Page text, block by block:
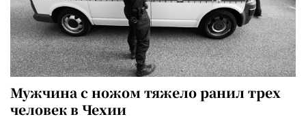
Мужчина с ножом тяжело ранил трех
человек в Чехии